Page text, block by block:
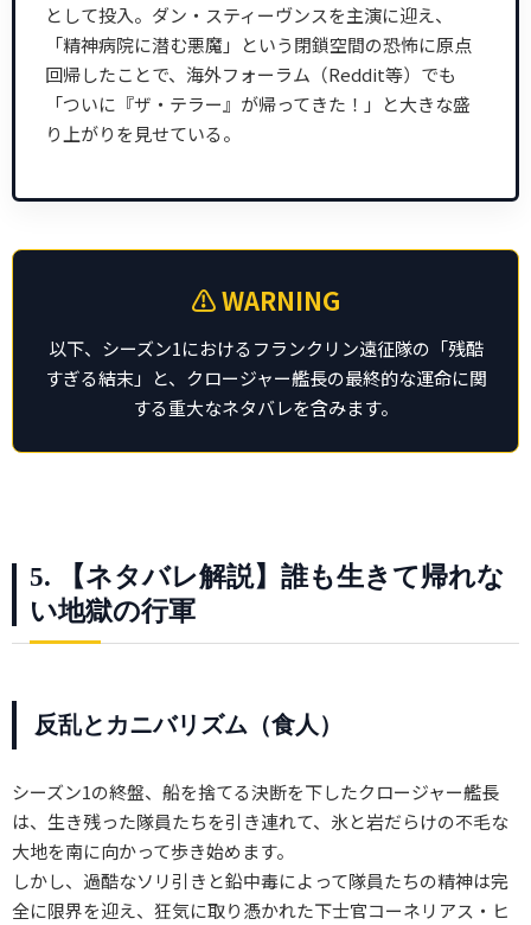
として投入。ダン・スティーヴンスを主演に迎え、
「精神病院に潜む悪魔」という閉鎖空間の恐怖に原点
回帰したことで、海外フォーラム（Reddit等）でも
「ついに『ザ・テラー』が帰ってきた！」と大きな盛
り上がりを見せている。
⚠️ WARNING
以下、シーズン1におけるフランクリン遠征隊の「残酷
すぎる結末」と、クロージャー艦長の最終的な運命に関
する重大なネタバレを含みます。
5. 【ネタバレ解説】誰も生きて帰れな
い地獄の行軍
反乱とカニバリズム（食人）
シーズン1の終盤、船を捨てる決断を下したクロージャー艦長
は、生き残った隊員たちを引き連れて、氷と岩だらけの不毛な
大地を南に向かって歩き始めます。
しかし、過酷なソリ引きと鉛中毒によって隊員たちの精神は完
全に限界を迎え、狂気に取り憑かれた下士官コーネリアス・ヒ